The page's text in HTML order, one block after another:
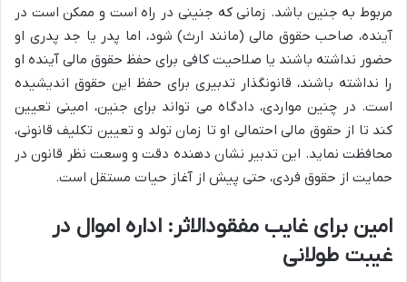
مربوط به جنین باشد. زمانی که جنینی در راه است و ممکن است در
آینده، صاحب حقوق مالی (مانند ارث) شود، اما پدر یا جد پدری او
حضور نداشته باشند یا صلاحیت کافی برای حفظ حقوق مالی آینده او
را نداشته باشند، قانونگذار تدبیری برای حفظ این حقوق اندیشیده
است. در چنین مواردی، دادگاه می تواند برای جنین، امینی تعیین
کند تا از حقوق مالی احتمالی او تا زمان تولد و تعیین تکلیف قانونی،
محافظت نماید. این تدبیر نشان دهنده دقت و وسعت نظر قانون در
حمایت از حقوق فردی، حتی پیش از آغاز حیات مستقل است.
امین برای غایب مفقودالاثر: اداره اموال در
غیبت طولانی